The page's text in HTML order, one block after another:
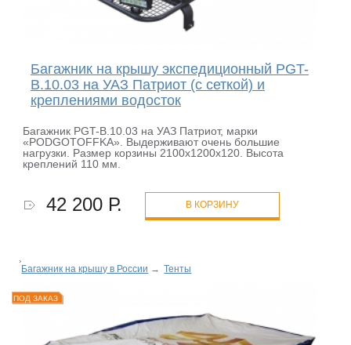
Багажник на крышу экспедиционный PGT-
B.10.03 на УАЗ Патриот (с сеткой) и
креплениями водосток
Багажник PGT-B.10.03 на УАЗ Патриот, марки
«PODGOTOFFKA». Выдерживают очень большие
нагрузки. Размер корзины 2100х1200х120. Высота
креплений 110 мм.
42 200 Р. В КОРЗИНУ
Багажник на крышу в России → Тенты
ПОД ЗАКАЗ